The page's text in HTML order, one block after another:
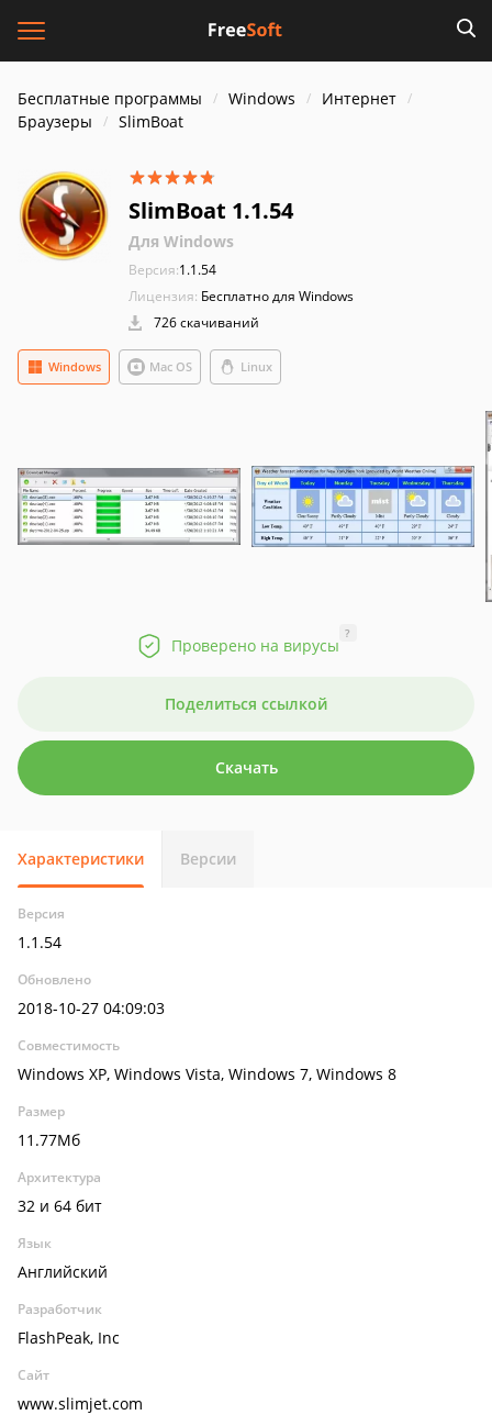
Бесплатные программы Windows
Интернет
Браузеры
SlimBoat
SlimBoat 1.1.54
Для Windows
Версия:1.1.54
Лицензия: Бесплатно для Windows
726 скачиваний
Mac OS Linux
Windows
Проверено на вирусы
?
Поделиться ссылкой
Скачать
Характеристики Версии
Версия
1.1.54
Обновлено
2018-10-27 04:09:03
Совместимость
Windows XP, Windows Vista, Windows 7, Windows 8
Размер
11.77Мб
Архитектура
32 и 64 бит
Язык
Английский
Разработчик
FlashPeak, Inc
Сайт
www.slimjet.com